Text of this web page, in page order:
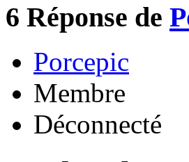
6 Réponse de
Porcepic
Membre
Déconnecté